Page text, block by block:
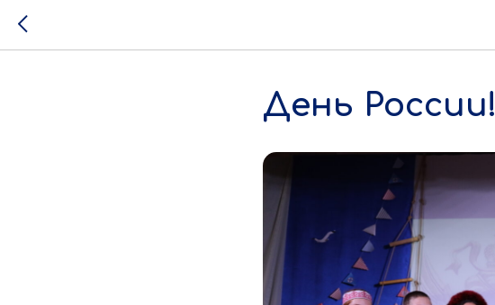
День России!